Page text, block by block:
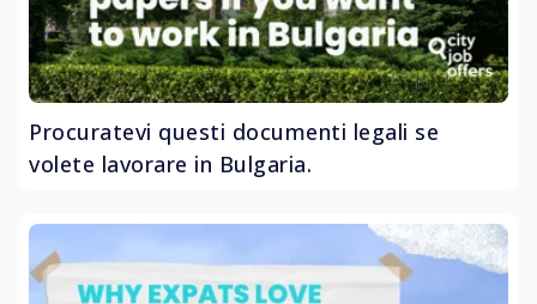
Procuratevi questi documenti legali se
volete lavorare in Bulgaria.